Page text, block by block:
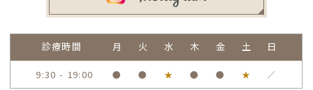
診療時間 月 火 水 木 金 土 日
9:30 - 19:00 ● ● ★ ● ● ★ ／